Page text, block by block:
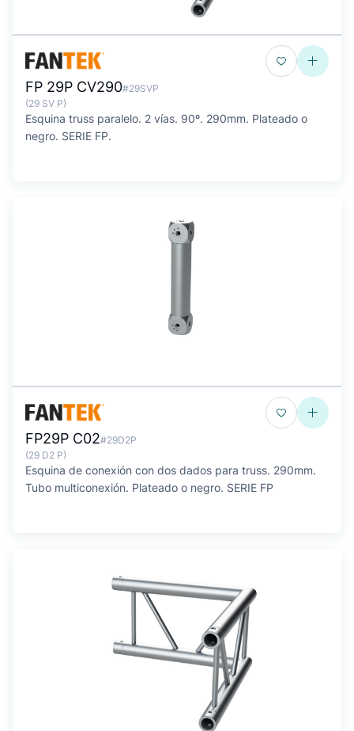
FP 29P CV290#29SVP
(29 SV P)
Esquina truss paralelo. 2 vías. 90º. 290mm. Plateado o
negro. SERIE FP.
FP29P C02#29D2P
(29 D2 P)
Esquina de conexión con dos dados para truss. 290mm.
Tubo multiconexión. Plateado o negro. SERIE FP